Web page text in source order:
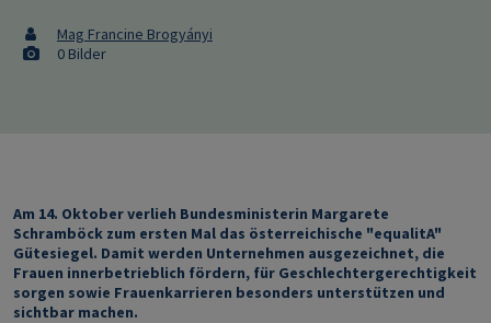
Mag Francine Brogyányi
0 Bilder
Am 14. Oktober verlieh Bundesministerin Margarete
Schramböck zum ersten Mal das österreichische "equalitA"
Gütesiegel. Damit werden Unternehmen ausgezeichnet, die
Frauen innerbetrieblich fördern, für Geschlechtergerechtigkeit
sorgen sowie Frauenkarrieren besonders unterstützen und
sichtbar machen.